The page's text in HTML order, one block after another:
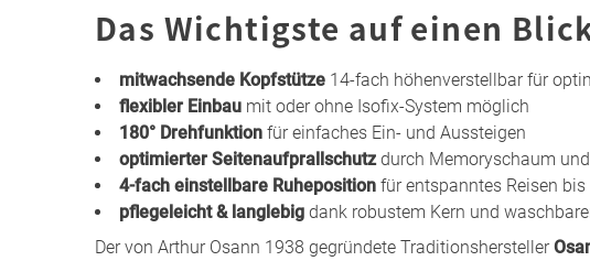
Das Wichtigste auf einen
mitwachsende Kopfstütze 14-fach höhenverstellbar für
flexibler Einbau mit oder ohne Isofix-System möglich
180° Drehfunktion für einfaches Ein- und Aussteigen
optimierter Seitenaufprallschutzdurch Memoryschaum
4-fach einstellbare Ruheposition für entspanntes Reisen
pflegeleicht & langlebig dank robustem Kern und
Der von Arthur Osann 1938 gegründete Traditionshersteller